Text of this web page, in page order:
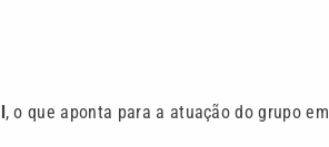
, o que aponta para a atuação do grupo em